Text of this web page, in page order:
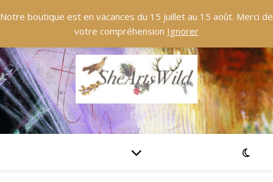
Notre boutique est en vacances du 15 juillet au 15 août. Merci de
votre compréhension Ignorer